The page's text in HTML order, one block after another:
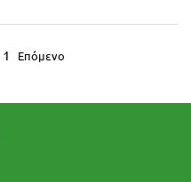
1 Επόμενο